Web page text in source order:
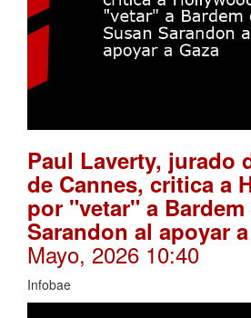
Paul Laverty, jurado
de Cannes, critica a
por "vetar" a Bardem
Sarandon al apoyar
Mayo, 2026 10:40
Infobae